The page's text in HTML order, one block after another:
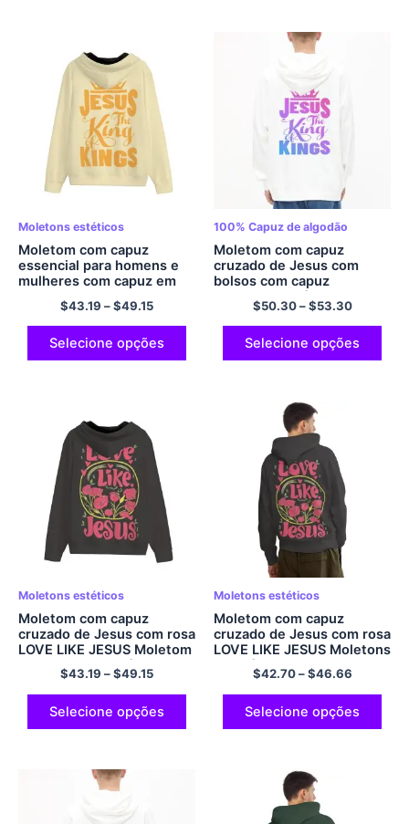
Moletons estéticos
Moletom com capuz
essencial para homens e
mulheres com capuz em
branco JESUS ​​THE KINGS
Moletom com capuz
confortável e clássico de
poliéster com zíper com
capuz amarelo claro
$43.19 –$49.15
Selecione opções
100% Capuz de algodão
Moletom com capuz
cruzado de Jesus com
bolsos com capuz
gradiente estético roxo
moletom com capuz
grande 100% Algodão
Conforto e Moletom Com
Capuz Casual Streetwear
$50.30–$53.30
Selecione opções
Moletons estéticos
Moletom com capuz
cruzado de Jesus com rosa
LOVE LIKE JESUS ​​Moletom
com capuz de saúde
mental cinza escuro
estético com zíper e bolso
de poliéster
$43.19 –$49.15
Selecione opções
Moletons estéticos
Moletom com capuz
cruzado de Jesus com rosa
LOVE LIKE JESUS ​​Moletons
de saúde mental Moletom
cinza escuro moletom
formal grande com bolso
pulôver de poliéster
$42.70–$46.66
Selecione opções